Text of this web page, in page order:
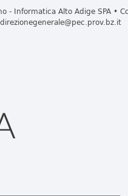
- Informatica Alto Adige SPA •